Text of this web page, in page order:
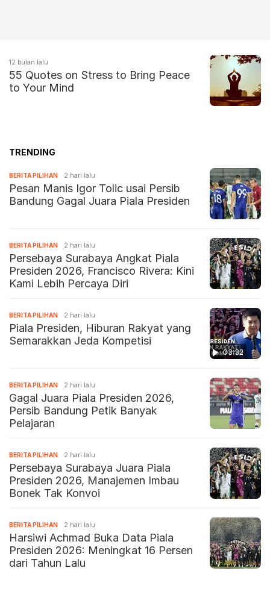
12 bulan lalu
55 Quotes on Stress to Bring Peace
to Your Mind
TRENDING
BERITA PILIHAN 2 hari lalu
Pesan Manis Igor Tolic usai Persib
Bandung Gagal Juara Piala Presiden
BERITA PILIHAN 2 hari lalu
Persebaya Surabaya Angkat Piala
Presiden 2026, Francisco Rivera: Kini
Kami Lebih Percaya Diri
03:32
BERITA PILIHAN 2 hari lalu
Piala Presiden, Hiburan Rakyat yang
Semarakkan Jeda Kompetisi
BERITA PILIHAN 2 hari lalu
Gagal Juara Piala Presiden 2026,
Persib Bandung Petik Banyak
Pelajaran
BERITA PILIHAN 2 hari lalu
Persebaya Surabaya Juara Piala
Presiden 2026, Manajemen Imbau
Bonek Tak Konvoi
BERITA PILIHAN 2 hari lalu
Harsiwi Achmad Buka Data Piala
Presiden 2026: Meningkat 16 Persen
dari Tahun Lalu